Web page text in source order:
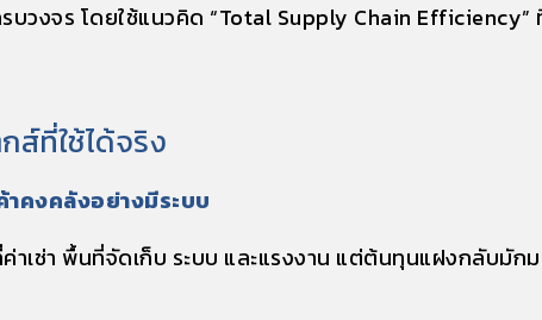
วงจร โดยใช้แนวคิด “Total Supply Chain Efficiency”
ที่ใช้ได้จริง
าคงคลังอย่างมีระบบ
เช่า พื้นที่จัดเก็บ ระบบ และแรงงาน แต่ต้นทุนแฝงกลับมักม